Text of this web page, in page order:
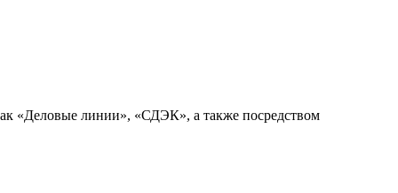
«Деловые линии», «СДЭК», а также посредством